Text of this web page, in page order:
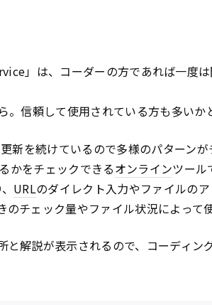
」は、コーダーの方であれば一度
。信頼して使用されている方も多いか
新を続けているので多様のパターンが
かをチェックできるオンラインツール
URLのダイレクト入力やファイルの
のチェック量やファイル状況によって
と解説が表示されるので、コーディン